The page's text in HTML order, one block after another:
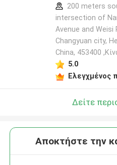
200 meters
intersection of
Avenue and Weisi
Changyuan city,
China, 453400
5.0
Ελεγχμένος
Δείτε
Αποκτήστε την